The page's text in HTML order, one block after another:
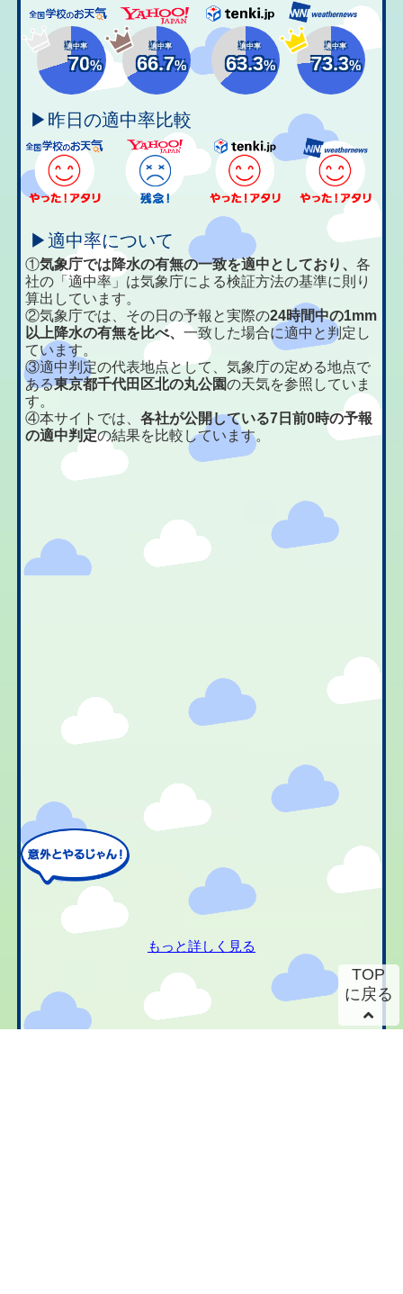
適中率
70%
適中率
66.7%
適中率
63.3%
適中率
73.3%
▶昨日の適中率比較
▶適中率について
①気象庁では降水の有無の一致を適中としており、各
社の「適中率」は気象庁による検証方法の基準に則り
算出しています。
②気象庁では、その日の予報と実際の24時間中の1mm
以上降水の有無を比べ、一致した場合に適中と判定し
ています。
③適中判定の代表地点として、気象庁の定める地点で
ある東京都千代田区北の丸公園の天気を参照していま
す。
④本サイトでは、各社が公開している7日前0時の予報
の適中判定の結果を比較しています。
もっと詳しく見る
TOP
に戻る